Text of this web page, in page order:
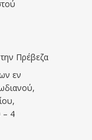
Πρέβεζα
εν
– 4